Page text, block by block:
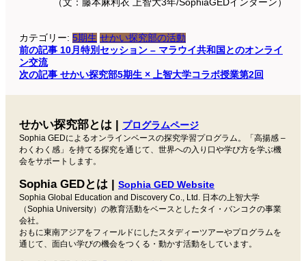
（文：藤本麻利衣 上智大3年/SophiaGEDインターン）
カテゴリー: 5期生 せかい探究部の活動
投
稿
ナ
ゲ
ー
シ
ョ
ン
前の記事 10月特別セッション – マラウイ共和国とのオンライ
ン交流
次の記事 せかい探究部5期生 × 上智大学コラボ授業第2回
せかい探究部とは | プログラムページ
Sophia GEDによるオンラインベースの探究学習プログラム。「高揚感 –
わくわく感」を持てる探究を通じて、世界への入り口や学び方を学ぶ機
会をサポートします。
Sophia GEDとは | Sophia GED Website
Sophia Global Education and Discovery Co., Ltd. 日本の上智大学
（Sophia University）の教育活動をベースとしたタイ・バンコクの事業
会社。
おもに東南アジアをフィールドにしたスタディーツアーやプログラムを
通じて、面白い学びの機会をつくる・動かす活動をしています。